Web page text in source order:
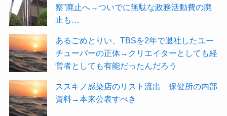
察”廃止へ→ついでに無駄な政務活動費の廃
止も…
あるごめとりい、TBSを2年で退社したユー
チューバーの正体→クリエイターとしても経
営者としても有能だったんだろう
ススキノ感染店のリスト流出 保健所の内部
資料→本来公表すべき